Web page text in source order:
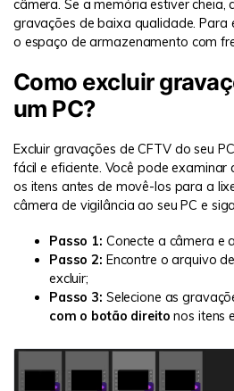
câmera. Se a memória estiver
gravações de baixa qualidade. Para
o espaço de armazenamento com
Como excluir
um PC?
Excluir gravações de CFTV do seu
fácil e eficiente. Você pode examinar
os itens antes de movê-los para a
câmera de vigilância ao seu PC e
Passo 1: Conecte a câmera e
Passo 2: Encontre o arquivo
excluir;
Passo 3: Selecione as
com o botão direito nos itens